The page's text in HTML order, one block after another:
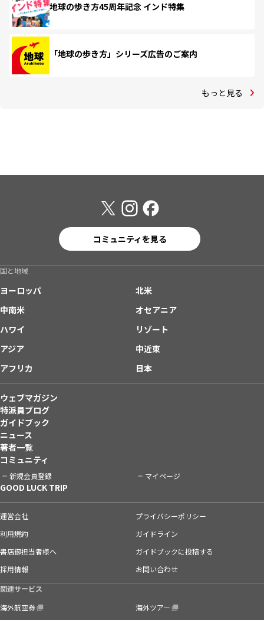
地球の歩き方45周年記念 インド特集
「地球の歩き方」シリーズ広告のご案内
もっと見る
コミュニティを見る
国と地域
ヨーロッパ
北米
中南米
オセアニア
ハワイ
リゾート
アジア
中近東
アフリカ
日本
ウェブマガジン
特派員ブログ
ガイドブック
ニュース
著者一覧
コミュニティ
新規会員登録 マイページ
GOOD LUCK TRIP
運営会社
プライバシーポリシー
利用規約
ガイドライン
書店御担当者様へ
ガイドブックに投稿する
採用情報
お問い合わせ
関連サービス
海外航空券
海外ツアー